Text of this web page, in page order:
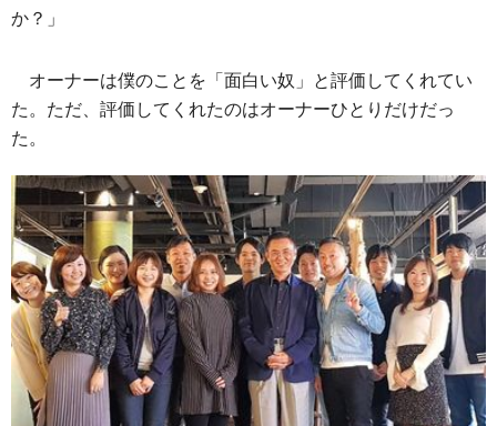
か？」
オーナーは僕のことを「面白い奴」と評価してくれてい
た。ただ、評価してくれたのはオーナーひとりだけだっ
た。